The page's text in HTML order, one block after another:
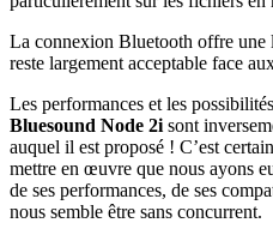
La connexion Bluetooth offre une
reste largement acceptable face
Les performances et les
Bluesound Node 2i sont
auquel il est proposé ! C’est
mettre en œuvre que nous ayons
de ses performances, de ses
nous semble être sans concurrent.